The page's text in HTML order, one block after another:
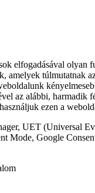
elfogadásával olyan
amelyek túlmutatnak
az alábbi, harmadik
ezen a
UET (Universal
Mode, Google